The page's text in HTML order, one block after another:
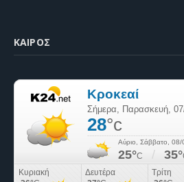
ΚΑΙΡΌΣ